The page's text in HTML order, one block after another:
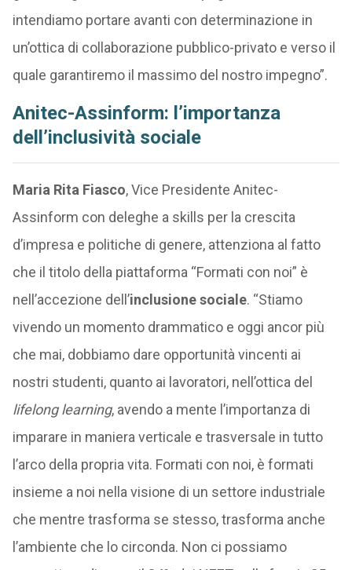
intendiamo portare avanti con determinazione in
un’ottica di collaborazione pubblico-privato e verso il
quale garantiremo il massimo del nostro impegno”.
Anitec-Assinform: l’importanza
dell’inclusività sociale
Maria Rita Fiasco, Vice Presidente Anitec-
Assinform con deleghe a skills per la crescita
d’impresa e politiche di genere, attenziona al fatto
che il titolo della piattaforma “Formati con noi” è
nell’accezione dell’inclusione sociale. “Stiamo
vivendo un momento drammatico e oggi ancor più
che mai, dobbiamo dare opportunità vincenti ai
nostri studenti, quanto ai lavoratori, nell’ottica del
lifelong learning, avendo a mente l’importanza di
imparare in maniera verticale e trasversale in tutto
l’arco della propria vita. Formati con noi, è formati
insieme a noi nella visione di un settore industriale
che mentre trasforma se stesso, trasforma anche
l’ambiente che lo circonda. Non ci possiamo